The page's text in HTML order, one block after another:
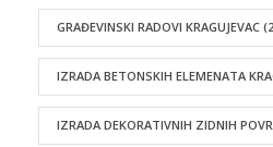
GRAĐEVINSKI RADOVI KRAGUJEVAC
IZRADA BETONSKIH ELEMENATA
IZRADA DEKORATIVNIH ZIDNIH